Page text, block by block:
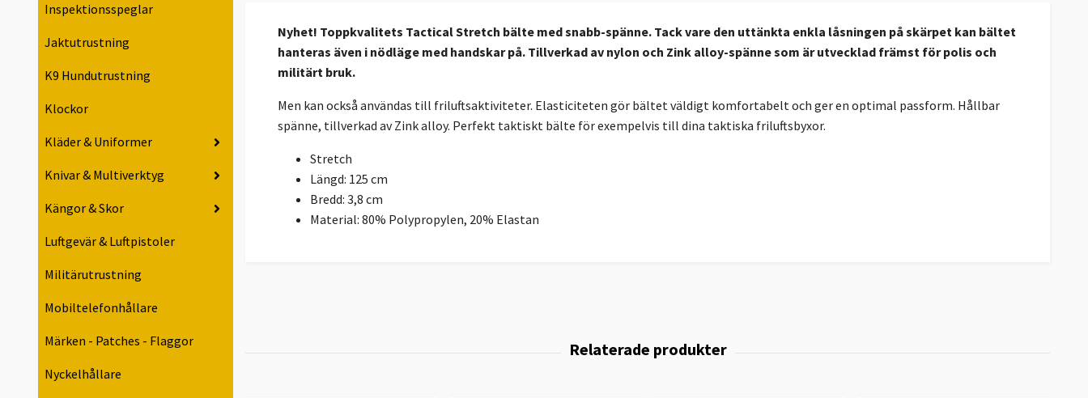
Inspektionsspeglar
Jaktutrustning
K9 Hundutrustning
Klockor
Kläder & Uniformer
Knivar & Multiverktyg
Kängor & Skor
Luftgevär & Luftpistoler
Militärutrustning
Mobiltelefonhållare
Märken - Patches - Flaggor
Nyckelhållare
Nyhet! Toppkvalitets Tactical Stretch bälte med snabb-spänne. Tack vare den uttänkta enkla låsningen på skärpet kan bältet
hanteras även i nödläge med handskar på. Tillverkad av nylon och Zink alloy-spänne som är utvecklad främst för polis och
militärt bruk.
Men kan också användas till friluftsaktiviteter. Elasticiteten gör bältet väldigt komfortabelt och ger en optimal passform. Hållbar
spänne, tillverkad av Zink alloy. Perfekt taktiskt bälte för exempelvis till dina taktiska friluftsbyxor.
Stretch
Längd: 125 cm
Bredd: 3,8 cm
Material: 80% Polypropylen, 20% Elastan